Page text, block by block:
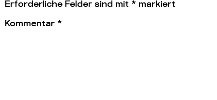
Erforderliche Felder sind mit * markiert
Kommentar *